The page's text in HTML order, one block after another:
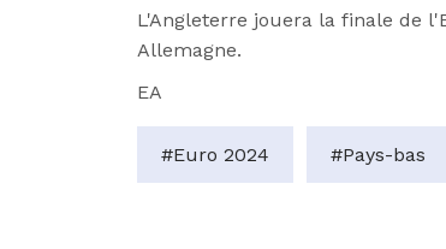
L'Angleterre jouera la finale de
Allemagne.
EA
#Euro 2024 #Pays-bas